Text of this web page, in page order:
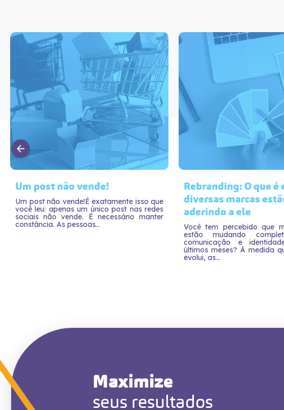
Um post não vende!
Um post não vende!É exatamente isso que
você leu: apenas um único post nas redes
sociais não vende. É necessário manter
constância. As pessoas...
Rebranding: O que é
diversas marcas
aderindo a ele
Você tem percebido que
estão mudando
comunicação e
últimos meses? À medida
evolui, as...
Maximize
seus resultados